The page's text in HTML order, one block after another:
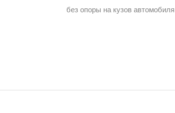
без опоры на кузов автомобиля